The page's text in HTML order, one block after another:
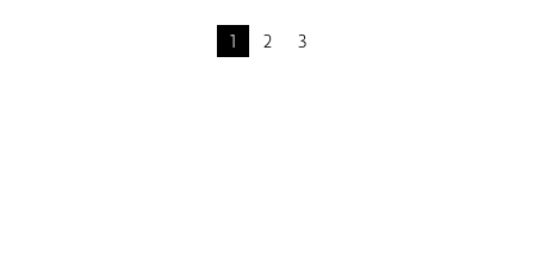
1 2 3